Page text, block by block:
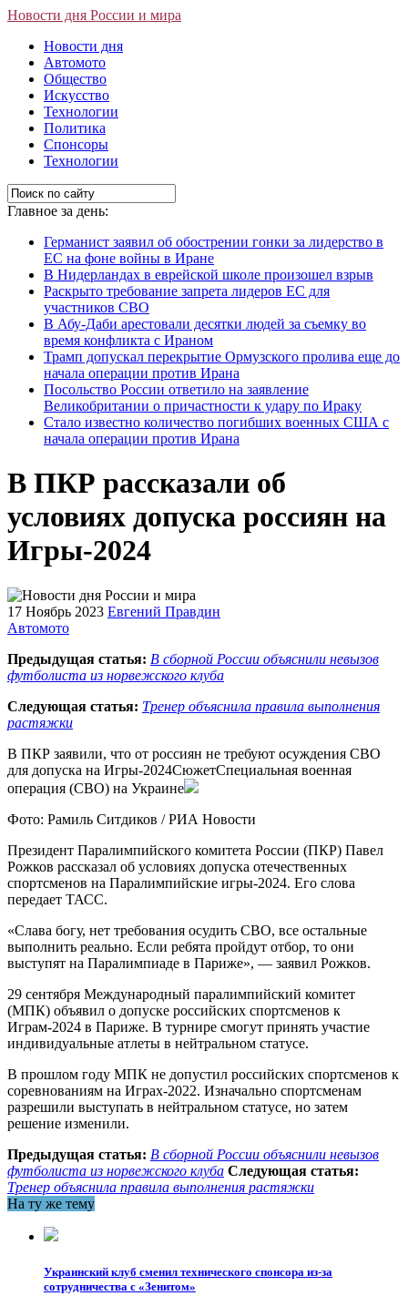
Новости дня России и мира
Новости дня
Автомото
Общество
Искусство
Технологии
Политика
Спонсоры
Технологии
Главное за день:
Германист заявил об обострении гонки за лидерство в
ЕС на фоне войны в Иране
В Нидерландах в еврейской школе произошел взрыв
Раскрыто требование запрета лидеров ЕС для
участников СВО
В Абу-Даби арестовали десятки людей за съемку во
время конфликта с Ираном
Трамп допускал перекрытие Ормузского пролива еще до
начала операции против Ирана
Посольство России ответило на заявление
Великобритании о причастности к удару по Ираку
Стало известно количество погибших военных США с
начала операции против Ирана
В ПКР рассказали об
условиях допуска россиян на
Игры-2024
17 Ноябрь 2023 Евгений Правдин
Автомото
Предыдущая статья: В сборной России объяснили невызов
футболиста из норвежского клуба
Следующая статья: Тренер объяснила правила выполнения
растяжки
В ПКР заявили, что от россиян не требуют осуждения СВО
для допуска на Игры-2024СюжетСпециальная военная
операция (СВО) на Украине
Фото: Рамиль Ситдиков / РИА Новости
Президент Паралимпийского комитета России (ПКР) Павел
Рожков рассказал об условиях допуска отечественных
спортсменов на Паралимпийские игры-2024. Его слова
передает ТАСС.
«Слава богу, нет требования осудить СВО, все остальные
выполнить реально. Если ребята пройдут отбор, то они
выступят на Паралимпиаде в Париже», — заявил Рожков.
29 сентября Международный паралимпийский комитет
(МПК) объявил о допуске российских спортсменов к
Играм-2024 в Париже. В турнире смогут принять участие
индивидуальные атлеты в нейтральном статусе.
В прошлом году МПК не допустил российских спортсменов к
соревнованиям на Играх-2022. Изначально спортсменам
разрешили выступать в нейтральном статусе, но затем
решение изменили.
Предыдущая статья: В сборной России объяснили невызов
футболиста из норвежского клуба Следующая статья:
Тренер объяснила правила выполнения растяжки
На ту же тему
Украинский клуб сменил технического спонсора из-за
сотрудничества с «Зенитом»